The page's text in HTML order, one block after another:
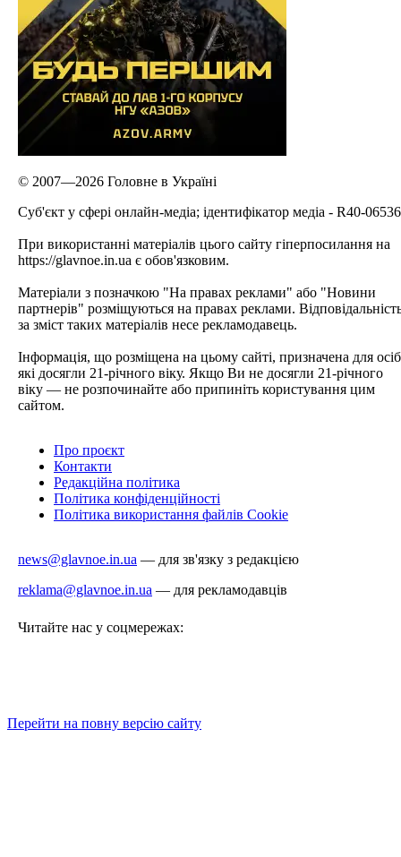
© 2007—2026 Головне в Україні
Cуб'єкт у сфері онлайн-медіа; ідентифікатор медіа - R40-06536
При використанні матеріалів цього сайту гіперпосилання на
https://glavnoe.in.ua є обов'язковим.
Матеріали з позначкою "На правах реклами" або "Новини
партнерів" розміщуються на правах реклами.
за зміст таких матеріалів несе рекламодавець.
Інформація, що розміщена на цьому сайті, призначена для
які досягли 21-річного віку. Якщо Ви не досягли 21-річного
віку — не розпочинайте або припиніть користування цим
сайтом.
Про проєкт
Контакти
Редакційна політика
Політика конфіденційності
Політика використання файлів Cookie
news@glavnoe.in.ua — для зв'язку з редакцією
reklama@glavnoe.in.ua — для рекламодавців
Читайте нас у соцмережах:
Перейти на повну версію сайту